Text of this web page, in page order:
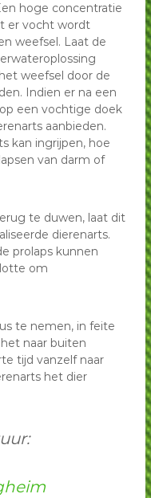
hoge concentratie
er vocht wordt
weefsel. Laat de
weefsel door de
Indien er na een
een vochtige doek
aanbieden.
kan ingrijpen, hoe
van darm of
te duwen, laat dit
dierenarts.
prolaps kunnen
om
te nemen, in feite
naar buiten
tijd vanzelf naar
het dier